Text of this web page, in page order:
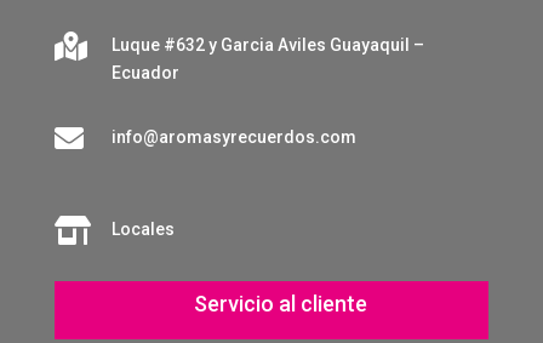

Luque #632 y Garcia Aviles Guayaquil –
Ecuador
 info@aromasyrecuerdos.com
 Locales
Servicio al cliente